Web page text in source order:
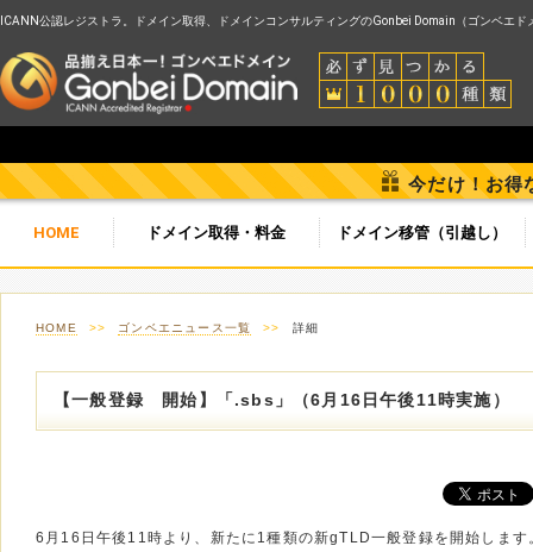
ICANN公認レジストラ。ドメイン取得、ドメインコンサルティングのGonbei Domain（ゴンベエド
今だけ！お得
HOME ドメイン取得・料金 ドメイン移管（引越し）
HOME >> ゴンベエニュース一覧 >> 詳細
【一般登録 開始】「.sbs」（6月16日午後11時実施）
6月16日午後11時より、新たに1種類の新gTLD一般登録を開始します